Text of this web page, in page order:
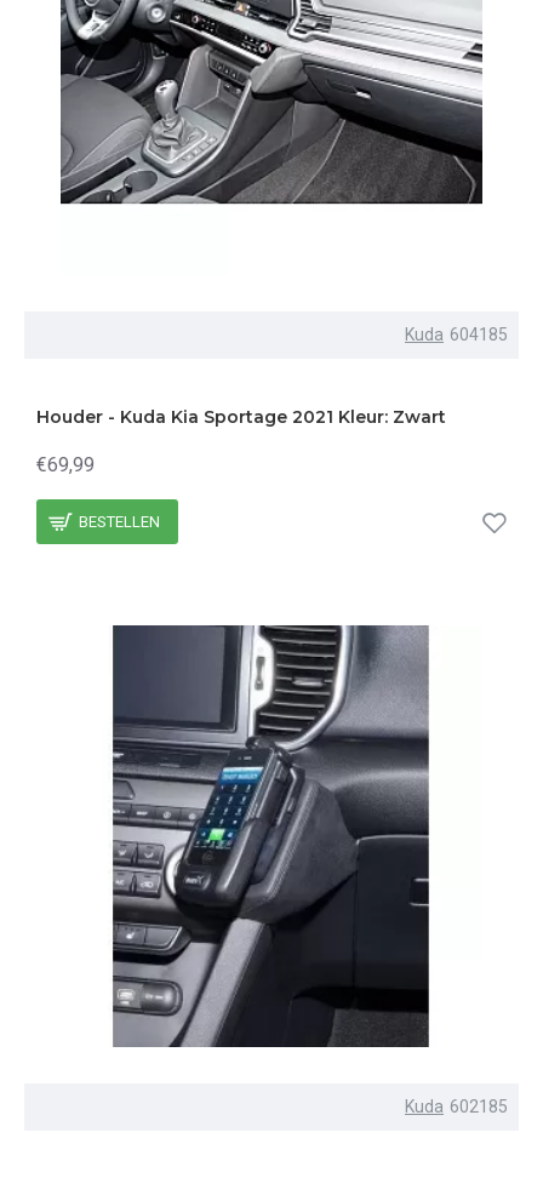
Kuda 604185
Houder - Kuda Kia Sportage 2021 Kleur: Zwart
€69,99
BESTELLEN
Kuda 602185